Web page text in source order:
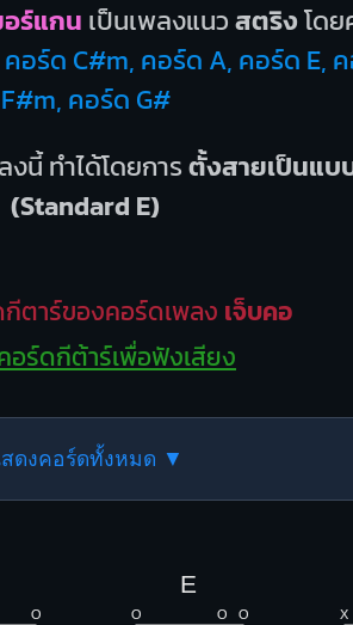
ร์แกน เป็นเพลงแนวสตริงโดย
คอร์ด C#m, คอร์ด A, คอร์ด E,
F#m, คอร์ด G#
นี้ ทำได้โดยการตั้งสายเป็นแบ
(Standard E)
ตาร์ของคอร์ดเพลง เจ็บคอ
ร์ดกีต้าร์เพื่อฟังเสียง
ดงคอร์ดทั้งหมด ▼
O
E
O O O X